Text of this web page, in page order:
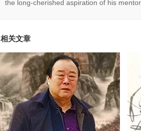
the long-cherished aspiration of his
相关文章